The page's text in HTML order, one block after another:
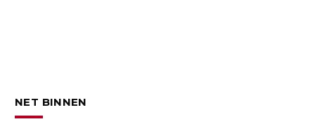
NET BINNEN